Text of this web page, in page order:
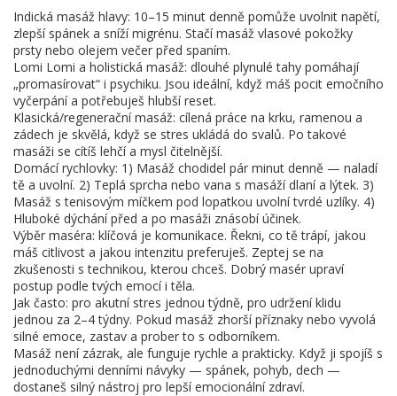
Indická masáž hlavy: 10–15 minut denně pomůže uvolnit napětí,
zlepší spánek a sníží migrénu. Stačí masáž vlasové pokožky
prsty nebo olejem večer před spaním.
Lomi Lomi a holistická masáž: dlouhé plynulé tahy pomáhají
„promasírovat“ i psychiku. Jsou ideální, když máš pocit emočního
vyčerpání a potřebuješ hlubší reset.
Klasická/regenerační masáž: cílená práce na krku, ramenou a
zádech je skvělá, když se stres ukládá do svalů. Po takové
masáži se cítíš lehčí a mysl čitelnější.
Domácí rychlovky: 1) Masáž chodidel pár minut denně — naladí
tě a uvolní. 2) Teplá sprcha nebo vana s masáží dlaní a lýtek. 3)
Masáž s tenisovým míčkem pod lopatkou uvolní tvrdé uzlíky. 4)
Hluboké dýchání před a po masáži znásobí účinek.
Výběr maséra: klíčová je komunikace. Řekni, co tě trápí, jakou
máš citlivost a jakou intenzitu preferuješ. Zeptej se na
zkušenosti s technikou, kterou chceš. Dobrý masér upraví
postup podle tvých emocí i těla.
Jak často: pro akutní stres jednou týdně, pro udržení klidu
jednou za 2–4 týdny. Pokud masáž zhorší příznaky nebo vyvolá
silné emoce, zastav a prober to s odborníkem.
Masáž není zázrak, ale funguje rychle a prakticky. Když ji spojíš s
jednoduchými denními návyky — spánek, pohyb, dech —
dostaneš silný nástroj pro lepší emocionální zdraví.